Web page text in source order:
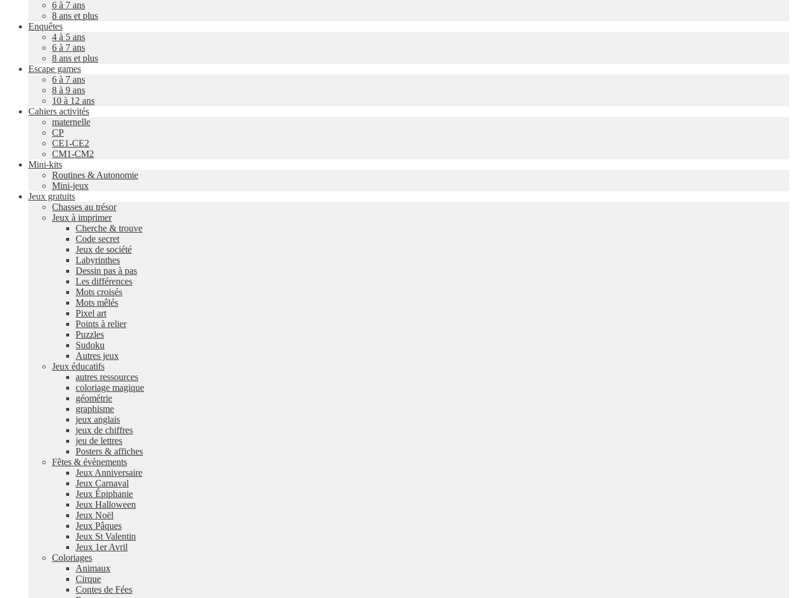
6 à 7 ans
8 ans et plus
Enquêtes
4 à 5 ans
6 à 7 ans
8 ans et plus
Escape games
6 à 7 ans
8 à 9 ans
10 à 12 ans
Cahiers activités
maternelle
CP
CE1-CE2
CM1-CM2
Mini-kits
Routines & Autonomie
Mini-jeux
Jeux gratuits
Chasses au trésor
Jeux à imprimer
Cherche & trouve
Code secret
Jeux de société
Labyrinthes
Dessin pas à pas
Les différences
Mots croisés
Mots mêlés
Pixel art
Points à relier
Puzzles
Sudoku
Autres jeux
Jeux éducatifs
autres ressources
coloriage magique
géométrie
graphisme
jeux anglais
jeux de chiffres
jeu de lettres
Posters & affiches
Fêtes & évènements
Jeux Anniversaire
Jeux Carnaval
Jeux Épiphanie
Jeux Halloween
Jeux Noël
Jeux Pâques
Jeux St Valentin
Jeux 1er Avril
Coloriages
Animaux
Cirque
Contes de Fées